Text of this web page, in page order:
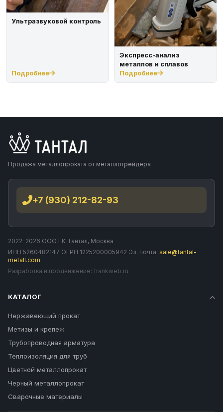
Ультразвуковой контроль
Подробнее
Экспресс-анализ
металлов и сплавов
Подробнее
Продажа металлопроката от металлотрейдера
+7 (930) 212-82-93
2022–2026 ООО ГК Тантал, Москва
ИНН 5260482147 ОГРН 1225200005942 Эл. почта: sale@tantal-
metall.com
Разработка и продвижение: frankweb.ru
КАТАЛОГ
Нержавеющий прокат
Метизы и крепеж
Трубопроводная арматура
Теплоизоляция для труб
Цветной металлопрокат
Черный металлопрокат
Сварочные материалы